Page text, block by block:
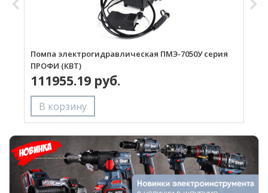
Помпа электрогидравлическая ПМЭ-7050У серия
ПРОФИ (КВТ)
111955.19 руб.